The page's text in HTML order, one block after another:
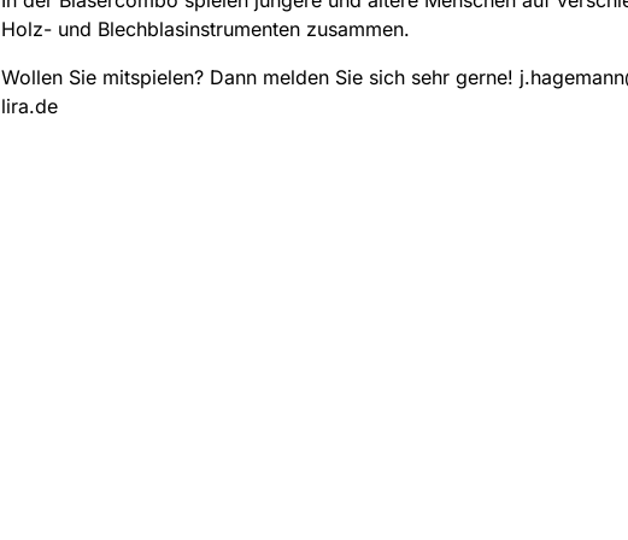
Holz- und Blechblasinstrumenten zusammen.
Wollen Sie mitspielen? Dann melden Sie sich sehr gerne!
lira.de